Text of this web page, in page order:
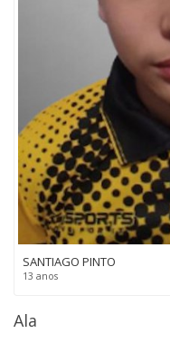
SANTIAGO PINTO
13 anos
Ala